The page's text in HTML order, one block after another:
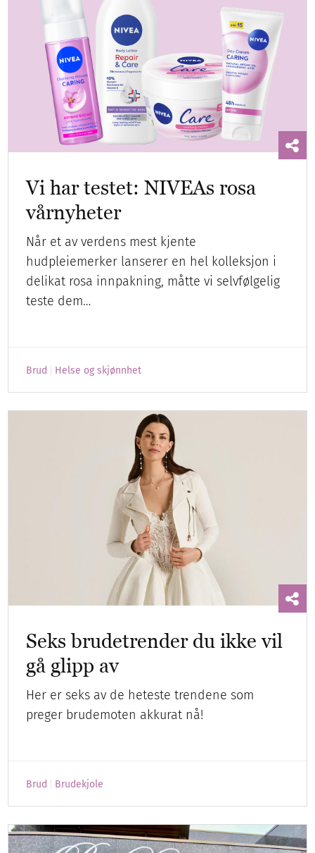
Vi har testet: NIVEAs rosa
vårnyheter
Når et av verdens mest kjente
hudpleiemerker lanserer en hel kolleksjon i
delikat rosa innpakning, måtte vi selvfølgelig
teste dem…
Brud Helse og skjønnhet
Seks brudetrender du ikke vil
gå glipp av
Her er seks av de heteste trendene som
preger brudemoten akkurat nå!
Brud Brudekjole